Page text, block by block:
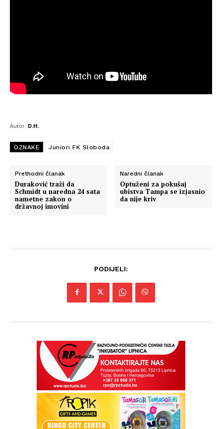
Info
Autor: D.H.
OZNAKE Juniori FK Sloboda
Prethodni članak
Duraković traži da
Schmidt u naredna 24 sata
nametne zakon o
državnoj imovini
Naredni članak
Optuženi za pokušaj
ubistva Tampa se izjasnio
da nije kriv
PODIJELI: